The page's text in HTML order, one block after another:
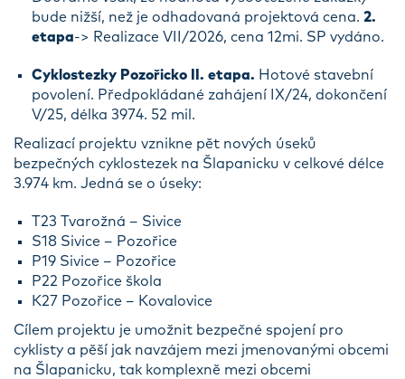
bude nižší, než je odhadovaná projektová cena. 2.
etapa-> Realizace VII/2026, cena 12mi. SP vydáno.
Cyklostezky Pozořicko II. etapa. Hotové stavební
povolení. Předpokládané zahájení IX/24, dokončení
V/25, délka 3974. 52 mil.
Realizací projektu vznikne pět nových úseků
bezpečných cyklostezek na Šlapanicku v celkové délce
3.974 km. Jedná se o úseky:
T23 Tvarožná – Sivice
S18 Sivice – Pozořice
P19 Sivice – Pozořice
P22 Pozořice škola
K27 Pozořice – Kovalovice
Cílem projektu je umožnit bezpečné spojení pro
cyklisty a pěší jak navzájem mezi jmenovanými obcemi
na Šlapanicku, tak komplexně mezi obcemi